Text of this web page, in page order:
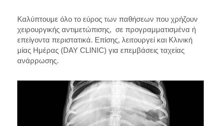
Καλύπτουμε όλο το εύρος των παθήσεων που χρήζουν
χειρουργικής αντιμετώπισης, σε προγραμματισμένα ή
επείγοντα περιστατικά. Επίσης, λειτουργεί και Κλινική
μίας Ημέρας (DAY CLINIC) για επεμβάσεις ταχείας
ανάρρωσης.